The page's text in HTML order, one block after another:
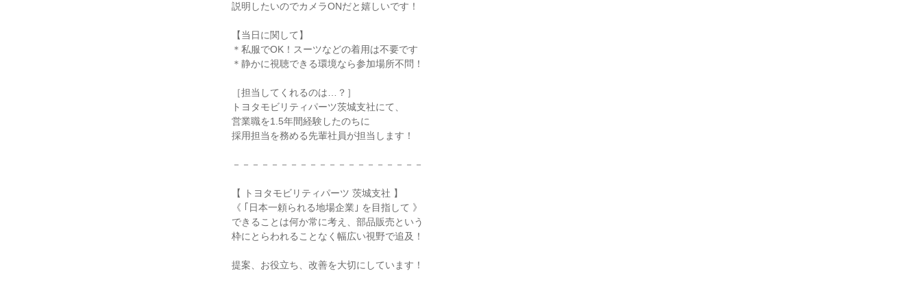
説明したいのでカメラONだと嬉しいです！
【当日に関して】
＊私服でOK！スーツなどの着用は不要です
＊静かに視聴できる環境なら参加場所不問！
［担当してくれるのは…？］
トヨタモビリティパーツ茨城支社にて、
営業職を1.5年間経験したのちに
採用担当を務める先輩社員が担当します！
－－－－－－－－－－－－－－－－－－－－
【 トヨタモビリティパーツ 茨城支社 】
《 ｢日本一頼られる地場企業｣ を目指して 》
できることは何か常に考え、部品販売という
枠にとらわれることなく幅広い視野で追及！
提案、お役立ち、改善を大切にしています！